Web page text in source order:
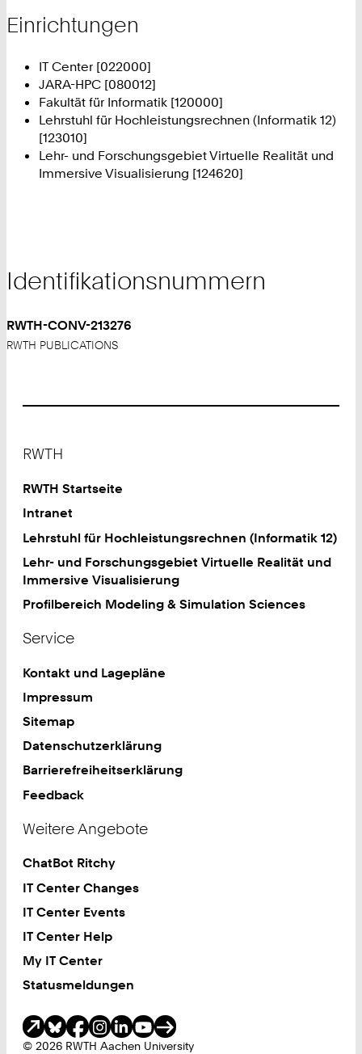
Einrichtungen
IT Center [022000]
JARA-HPC [080012]
Fakultät für Informatik [120000]
Lehrstuhl für Hochleistungsrechnen (Informatik 12)
[123010]
Lehr- und Forschungsgebiet Virtuelle Realität und
Immersive Visualisierung [124620]
Identifikationsnummern
RWTH-CONV-213276
RWTH PUBLICATIONS
RWTH
RWTH Startseite
Intranet
Lehrstuhl für Hochleistungsrechnen (Informatik 12)
Lehr- und Forschungsgebiet Virtuelle Realität und
Immersive Visualisierung
Profilbereich Modeling & Simulation Sciences
Service
Kontakt und Lagepläne
Impressum
Sitemap
Datenschutzerklärung
Barrierefreiheitserklärung
Feedback
Weitere Angebote
ChatBot Ritchy
IT Center Changes
IT Center Events
IT Center Help
My IT Center
Statusmeldungen
© 2026 RWTH Aachen University
Soziale Medien